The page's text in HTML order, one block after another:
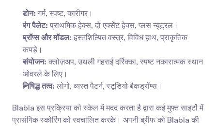
टोन: गर्म, स्पष्ट, कारीगर।
रंग पैलेट: प्राथमिक हेक्स, दो एक्सेंट हेक्स, प्लस न्यूट्रल।
प्रॉप्स और मॉडल: हस्तशिल्पित वस्त्र, विविध हाथ, प्राकृतिक
कपड़े।
संयोजन: क्लोज़अप, उथली गहराई दर्रिक्का, स्पष्ट नकारात्मक स्थान
ओवरले के लिए।
निषिद्ध तत्व: लोगो, व्यस्त पैटर्न, स्टूडियो बैकड्रॉप्स।
Blabla इस प्रक्रिया को स्केल में मदद करता है द्वारा कई मुफ्त साइटों में
प्रासंगिक स्कोरिंग को स्वचालित करके। अपनी ब्रीफ को Blabla की